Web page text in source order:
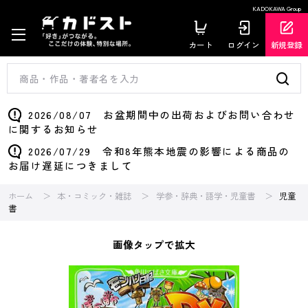
KADOKAWA Group
カート ログイン 新規登録
2026/08/07 お盆期間中の出荷およびお問い合わせ
に関するお知らせ
2026/07/29 令和8年熊本地震の影響による商品の
お届け遅延につきまして
ホーム 本・コミック・雑誌 学参・辞典・語学・児童書
児童
書
画像タップで拡大